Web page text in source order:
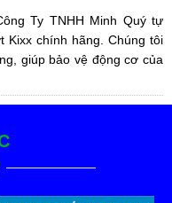
Ty TNHH Minh Quý tự
Kixx chính hãng. Chúng tôi
giúp bảo vệ động cơ của